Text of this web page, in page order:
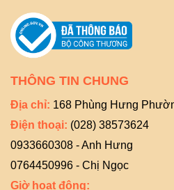
THÔNG TIN CHUNG
Địa chỉ: 168 Phùng Hưng
Điện thoại: (028) 38573624
0933660308 - Anh Hưng
0764450996 - Chị Ngọc
Giờ hoạt động: